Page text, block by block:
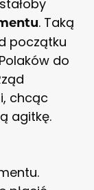
. Taką
początku
do
chcąc
agitkę.